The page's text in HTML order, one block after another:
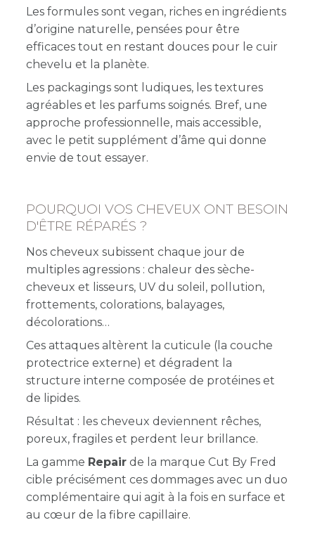
Les formules sont vegan, riches en ingrédients
d’origine naturelle, pensées pour être
efficaces tout en restant douces pour le cuir
chevelu et la planète.
Les packagings sont ludiques, les textures
agréables et les parfums soignés. Bref, une
approche professionnelle, mais accessible,
avec le petit supplément d’âme qui donne
envie de tout essayer.
POURQUOI VOS CHEVEUX ONT BESOIN
D'ÊTRE RÉPARÉS ?
Nos cheveux subissent chaque jour de
multiples agressions : chaleur des sèche-
cheveux et lisseurs, UV du soleil, pollution,
frottements, colorations, balayages,
décolorations
Ces attaques altèrent la cuticule (la couche
protectrice externe) et dégradent la
structure interne composée de protéines et
de lipides.
Résultat : les cheveux deviennent rêches,
poreux, fragiles et perdent leur brillance.
La gamme Repair de la marque Cut By Fred
cible précisément ces dommages avec un duo
complémentaire qui agit à la fois en surface et
au cœur de la fibre capillaire.